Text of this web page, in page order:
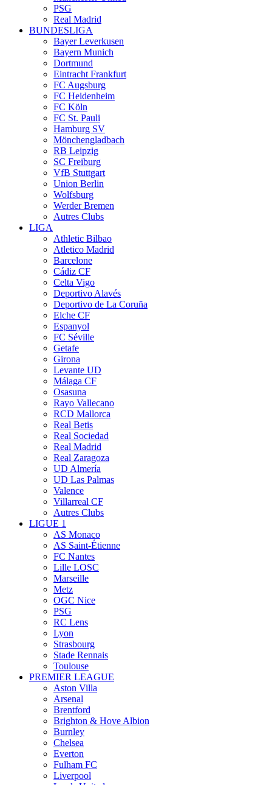
PSG
Real Madrid
BUNDESLIGA
Bayer Leverkusen
Bayern Munich
Dortmund
Eintracht Frankfurt
FC Augsburg
FC Heidenheim
FC Köln
FC St. Pauli
Hamburg SV
Mönchengladbach
RB Leipzig
SC Freiburg
VfB Stuttgart
Union Berlin
Wolfsburg
Werder Bremen
Autres Clubs
LIGA
Athletic Bilbao
Atletico Madrid
Barcelone
Cádiz CF
Celta Vigo
Deportivo Alavés
Deportivo de La Coruña
Elche CF
Espanyol
FC Séville
Getafe
Girona
Levante UD
Málaga CF
Osasuna
Rayo Vallecano
RCD Mallorca
Real Betis
Real Sociedad
Real Madrid
Real Zaragoza
UD Almería
UD Las Palmas
Valence
Villarreal CF
Autres Clubs
LIGUE 1
AS Monaco
AS Saint-Étienne
FC Nantes
Lille LOSC
Marseille
Metz
OGC Nice
PSG
RC Lens
Lyon
Strasbourg
Stade Rennais
Toulouse
PREMIER LEAGUE
Aston Villa
Arsenal
Brentford
Brighton & Hove Albion
Burnley
Chelsea
Everton
Fulham FC
Liverpool